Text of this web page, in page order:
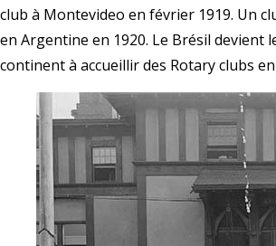
club à Montevideo en février 1919. Un
en Argentine en 1920. Le Brésil devient
continent à accueillir des Rotary clubs en